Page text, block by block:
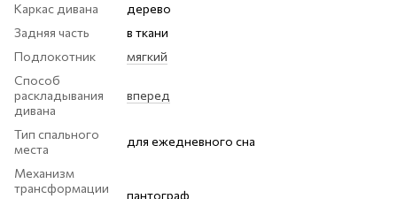
Каркас дивана
дерево
Задняя часть
в ткани
Подлокотник
мягкий
Способ
раскладывания
дивана
вперед
Тип спального
места
для ежедневного сна
Механизм
трансформации
пантограф